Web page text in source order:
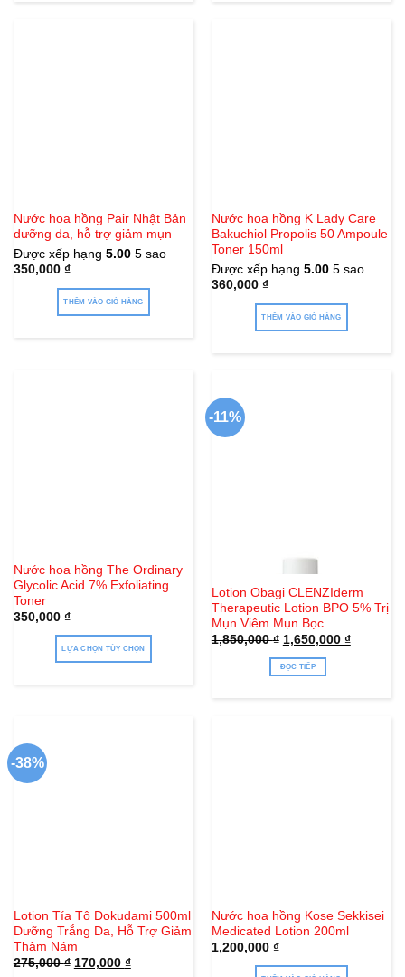
Nước hoa hồng Pair Nhật Bản
dưỡng da, hỗ trợ giảm mụn
Được xếp hạng 5.005 sao
350,000 ₫
THÊM VÀO GIỎ HÀNG
Nước hoa hồng K Lady Care
Bakuchiol Propolis 50 Ampoule
Toner 150ml
Được xếp hạng 5.005 sao
360,000 ₫
THÊM VÀO GIỎ HÀNG
Nước hoa hồng The Ordinary
Glycolic Acid 7% Exfoliating
Toner
350,000 ₫
LỰA CHỌN TÙY CHỌN
nhiều
biến
chọn
trên
trang
-11%
Lotion Obagi CLENZIderm
Therapeutic Lotion BPO 5% Trị
Mụn Viêm Mụn Bọc
1,850,000₫ Giá
là:
1,850,000 ₫.
1,650,000 ₫Giá
ĐỌC TIẾP
-38%
Lotion Tía Tô Dokudami 500ml
Dưỡng Trắng Da, Hỗ Trợ Giảm
Thâm Nám
275,000₫ Giá
170,000 ₫Giá
Nước hoa hồng Kose Sekkisei
Medicated Lotion 200ml
1,200,000 ₫